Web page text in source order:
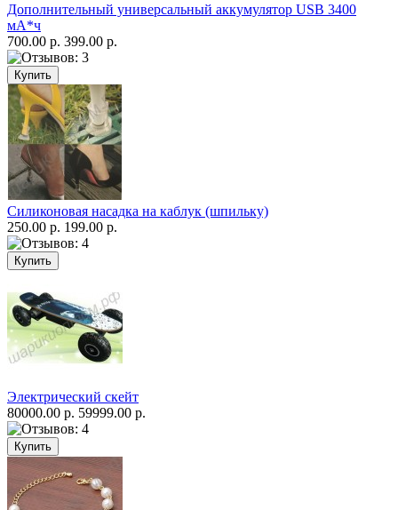
Дополнительный универсальный аккумулятор USB 3400
мА*ч
700.00 р. 399.00 р.
Силиконовая насадка на каблук (шпильку)
250.00 р. 199.00 р.
Электрический скейт
80000.00 р. 59999.00 р.